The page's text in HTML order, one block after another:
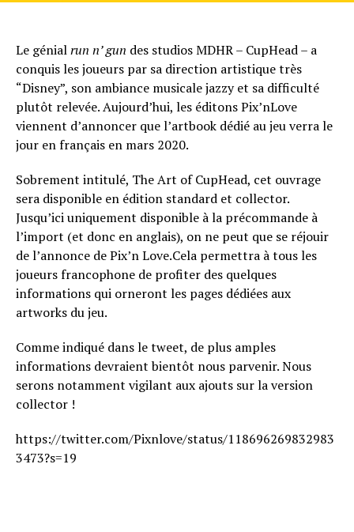
Le génialrun n’ gun des studios MDHR – CupHead – a
conquis les joueurs par sa direction artistique très
“Disney”, son ambiance musicale jazzy et sa difficulté
plutôt relevée. Aujourd’hui, les éditons Pix’nLove
viennent d’annoncer que l’artbook dédié au jeu verra le
jour en français en mars 2020.
Sobrement intitulé, The Art of CupHead, cet ouvrage
sera disponible en édition standard et collector.
Jusqu’ici uniquement disponible à la précommande à
l’import (et donc en anglais), on ne peut que se réjouir
de l’annonce de Pix’n Love.Cela permettra à tous les
joueurs francophone de profiter des quelques
informations qui orneront les pages dédiées aux
artworks du jeu.
Comme indiqué dans le tweet, de plus amples
informations devraient bientôt nous parvenir. Nous
serons notamment vigilant aux ajouts sur la version
collector !
https://twitter.com/Pixnlove/status/118696269832983
3473?s=19